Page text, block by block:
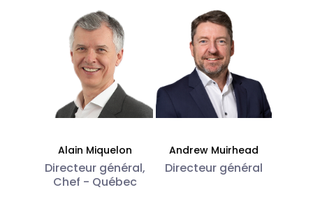
Alain Miquelon
Directeur général,
Chef - Québec
Andrew Muirhead
Directeur général